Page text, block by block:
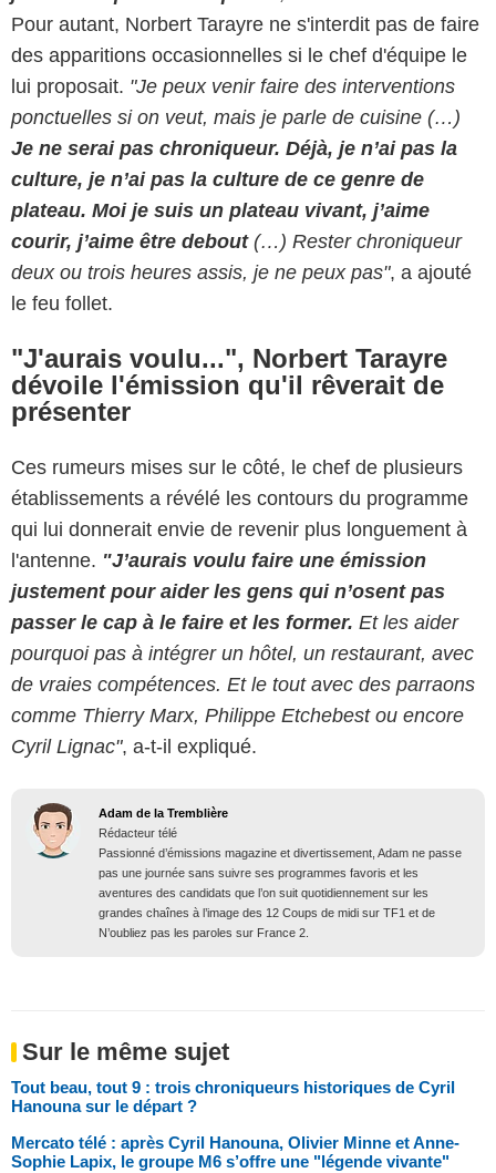
Pour autant, Norbert Tarayre ne s'interdit pas de faire
des apparitions occasionnelles si le chef d'équipe le
lui proposait. "Je peux venir faire des interventions
ponctuelles si on veut, mais je parle de cuisine (…)
Je ne serai pas chroniqueur. Déjà, je n’ai pas la
culture, je n’ai pas la culture de ce genre de
plateau. Moi je suis un plateau vivant, j’aime
courir, j’aime être debout (…) Rester chroniqueur
deux ou trois heures assis, je ne peux pas", a ajouté
le feu follet.
"J'aurais voulu...", Norbert Tarayre
dévoile l'émission qu'il rêverait de
présenter
Ces rumeurs mises sur le côté, le chef de plusieurs
établissements a révélé les contours du programme
qui lui donnerait envie de revenir plus longuement à
l'antenne. "J’aurais voulu faire une émission
justement pour aider les gens qui n’osent pas
passer le cap à le faire et les former. Et les aider
pourquoi pas à intégrer un hôtel, un restaurant, avec
de vraies compétences. Et le tout avec des parraons
comme Thierry Marx, Philippe Etchebest ou encore
Cyril Lignac", a-t-il expliqué.
Adam de la Tremblière
Rédacteur télé
Passionné d’émissions magazine et divertissement, Adam ne passe
pas une journée sans suivre ses programmes favoris et les
aventures des candidats que l’on suit quotidiennement sur les
grandes chaînes à l’image des 12 Coups de midi sur TF1 et de
N’oubliez pas les paroles sur France 2.
Sur le même sujet
Tout beau, tout 9 : trois chroniqueurs historiques de Cyril
Hanouna sur le départ ?
Mercato télé : après Cyril Hanouna, Olivier Minne et Anne-
Sophie Lapix, le groupe M6 s’offre une "légende vivante"